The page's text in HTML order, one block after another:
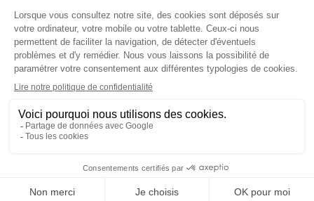
portes ouvertes véranda sur mesure
Nous Suivre
Copyright © 2017 - Rénoval Suisse